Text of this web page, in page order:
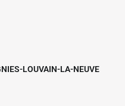
LOUVAIN-LA-NEUVE